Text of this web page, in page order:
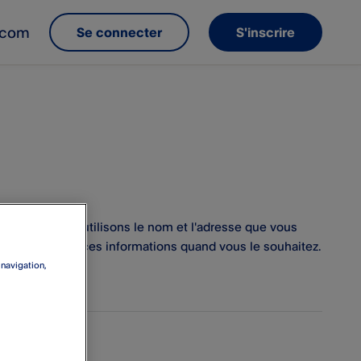
Se connecter S'inscrire
reçus. nous utilisons le nom et l'adresse que vous
de modifier ces informations quand vous le souhaitez.